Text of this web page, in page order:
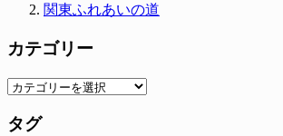
関東ふれあいの道
カテゴリー
タグ